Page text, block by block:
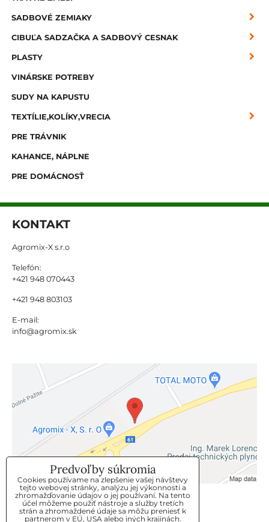
SADBOVÉ ZEMIAKY
CIBUĽA SADZAČKA A SADBOVÝ CESNAK
PLASTY
VINÁRSKE POTREBY
SUDY NA KAPUSTU
TEXTÍLIE,KOLÍKY,VRECIA
PRE TRÁVNIK
KAHANCE, NÁPLNE
PRE DOMÁCNOSŤ
KONTAKT
Agromix-X s.r.o
Telefón:
+421 948 070443
+421 948 803103
E-mail:
info@agromix.sk
KLIENTSKÝ SERVIS
Predvoľby súkromia
Cookies používame na zlepšenie vašej návštevy
tejto webovej stránky, analýzu jej výkonnosti a
zhromažďovanie údajov o jej používaní. Na tento
účel môžeme použiť nástroje a služby tretích
strán a zhromaždené údaje sa môžu preniesť k
partnerom v EÚ, USA alebo iných krajinách.